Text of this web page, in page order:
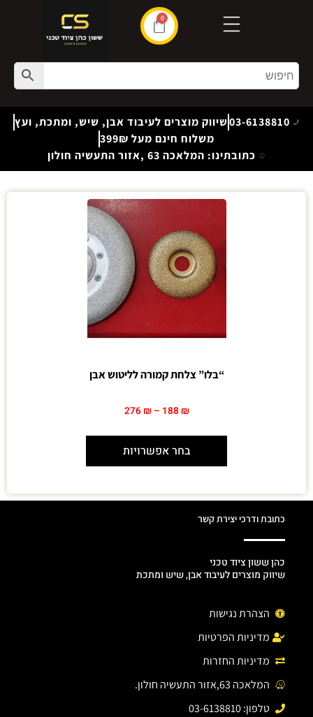
0
03-6138810שיווק מוצרים לעיבוד אבן, שיש, ומתכת, ועץ
משלוח חינם מעל 399₪
כתובתינו: המלאכה 63 ,אזור התעשיה חולון
“בלו” צלחת קמורה לליטוש אבן
188 ₪
–
276 ₪
בחר אפשרויות
כתובת ודרכי יצירת קשר
כהן ששון ציוד טכני
שיווק מוצרים לעיבוד אבן, שיש ומתכת
הצהרת נגישות
מדיניות הפרטיות
מדיניות החזרות
המלאכה 63,אזור התעשיה חולון.
טלפון: 03-6138810